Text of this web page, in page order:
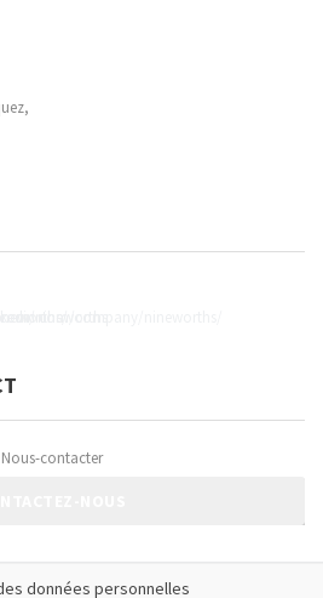
Nous-contacter
données personnelles